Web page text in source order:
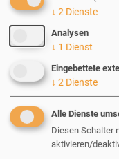
Business
↓ 2 Dienste
Analysen
↓ 1 Dienst
Eingebettete
↓ 2 Dienste
Alle Dienste
Diesen Schalter
aktivieren/